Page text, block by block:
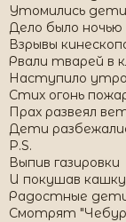
Утомились дети
Дело было ночью
Взрывы
Рвали тварей в
Наступило утро
Стих огонь
Прах развеял
Дети
P.S.
Выпив газировки
И покушав кашку
Радостные
Смотрят